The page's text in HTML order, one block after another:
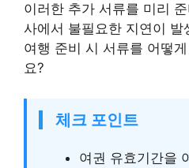
이러한 추가 서류를 미리
사에서 불필요한 지연이 발
여행 준비 시 서류를 어떻
요?
체크 포인트
여권 유효기간을